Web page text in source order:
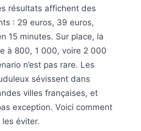
résultats affichent des
: 29 euros, 39 euros,
15 minutes. Sur place, la
à 800, 1 000, voire 2 000
n’est pas rare. Les
sévissent dans
villes françaises, et
exception. Voici comment
éviter.